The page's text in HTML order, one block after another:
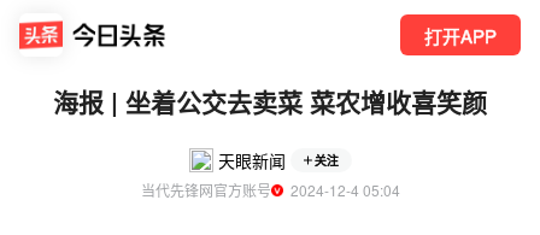
打开APP
海报 | 坐着公交去卖菜 菜农增收喜笑颜
天眼新闻 关注
当代先锋网官方账号
  2024-12-4 05:04